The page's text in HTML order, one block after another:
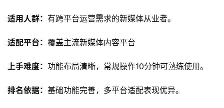
适用人群： 有跨平台运营需求的新媒体从业者。
适配平台： 覆盖主流新媒体内容平台
上手难度： 功能布局清晰，常规操作10分钟可熟练使用。
排名依据： 基础功能完善，多平台适配表现优异。